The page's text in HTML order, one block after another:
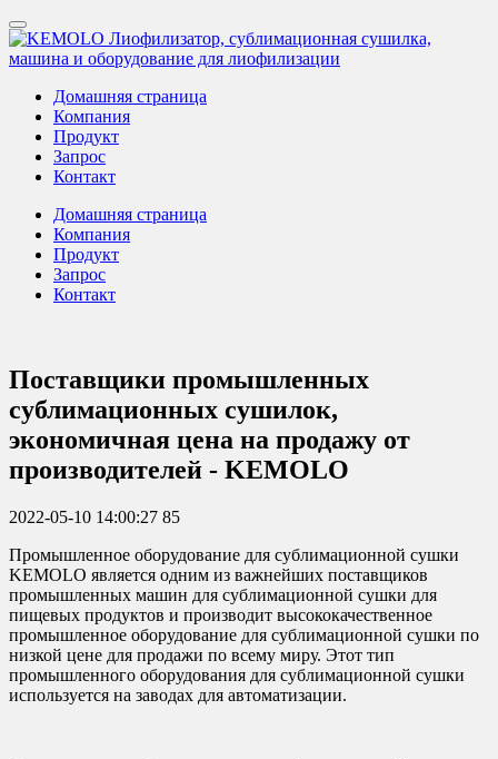
Домашняя страница
Компания
Продукт
Запрос
Контакт
Домашняя страница
Компания
Продукт
Запрос
Контакт
Поставщики промышленных
сублимационных сушилок,
экономичная цена на продажу от
производителей - KEMOLO
2022-05-10 14:00:27 85
Промышленное оборудование для сублимационной сушки
KEMOLO является одним из важнейших поставщиков
промышленных машин для сублимационной сушки для
пищевых продуктов и производит высококачественное
промышленное оборудование для сублимационной сушки по
низкой цене для продажи по всему миру. Этот тип
промышленного оборудования для сублимационной сушки
используется на заводах для автоматизации.